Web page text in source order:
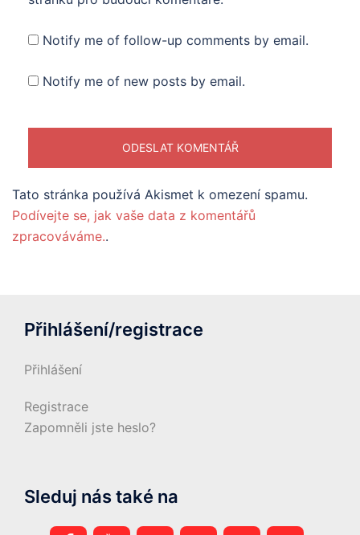
Notify me of follow-up comments by email.
Notify me of new posts by email.
Tato stránka používá Akismet k omezení spamu.
Podívejte se, jak vaše data z komentářů
zpracováváme..
Přihlášení/registrace
Přihlášení
Registrace
Zapomněli jste heslo?
Sleduj nás také na